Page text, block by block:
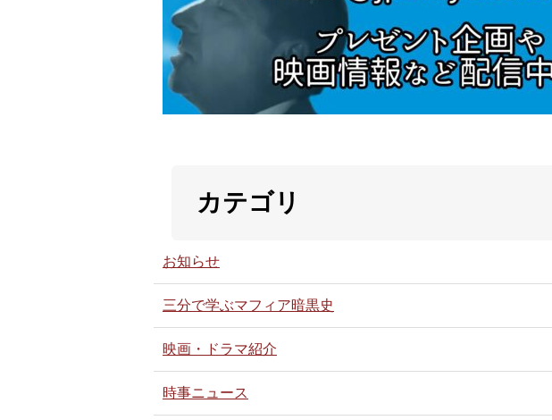
カテゴリ
お知らせ
三分で学ぶマフィア暗黒史
映画・ドラマ紹介
時事ニュース